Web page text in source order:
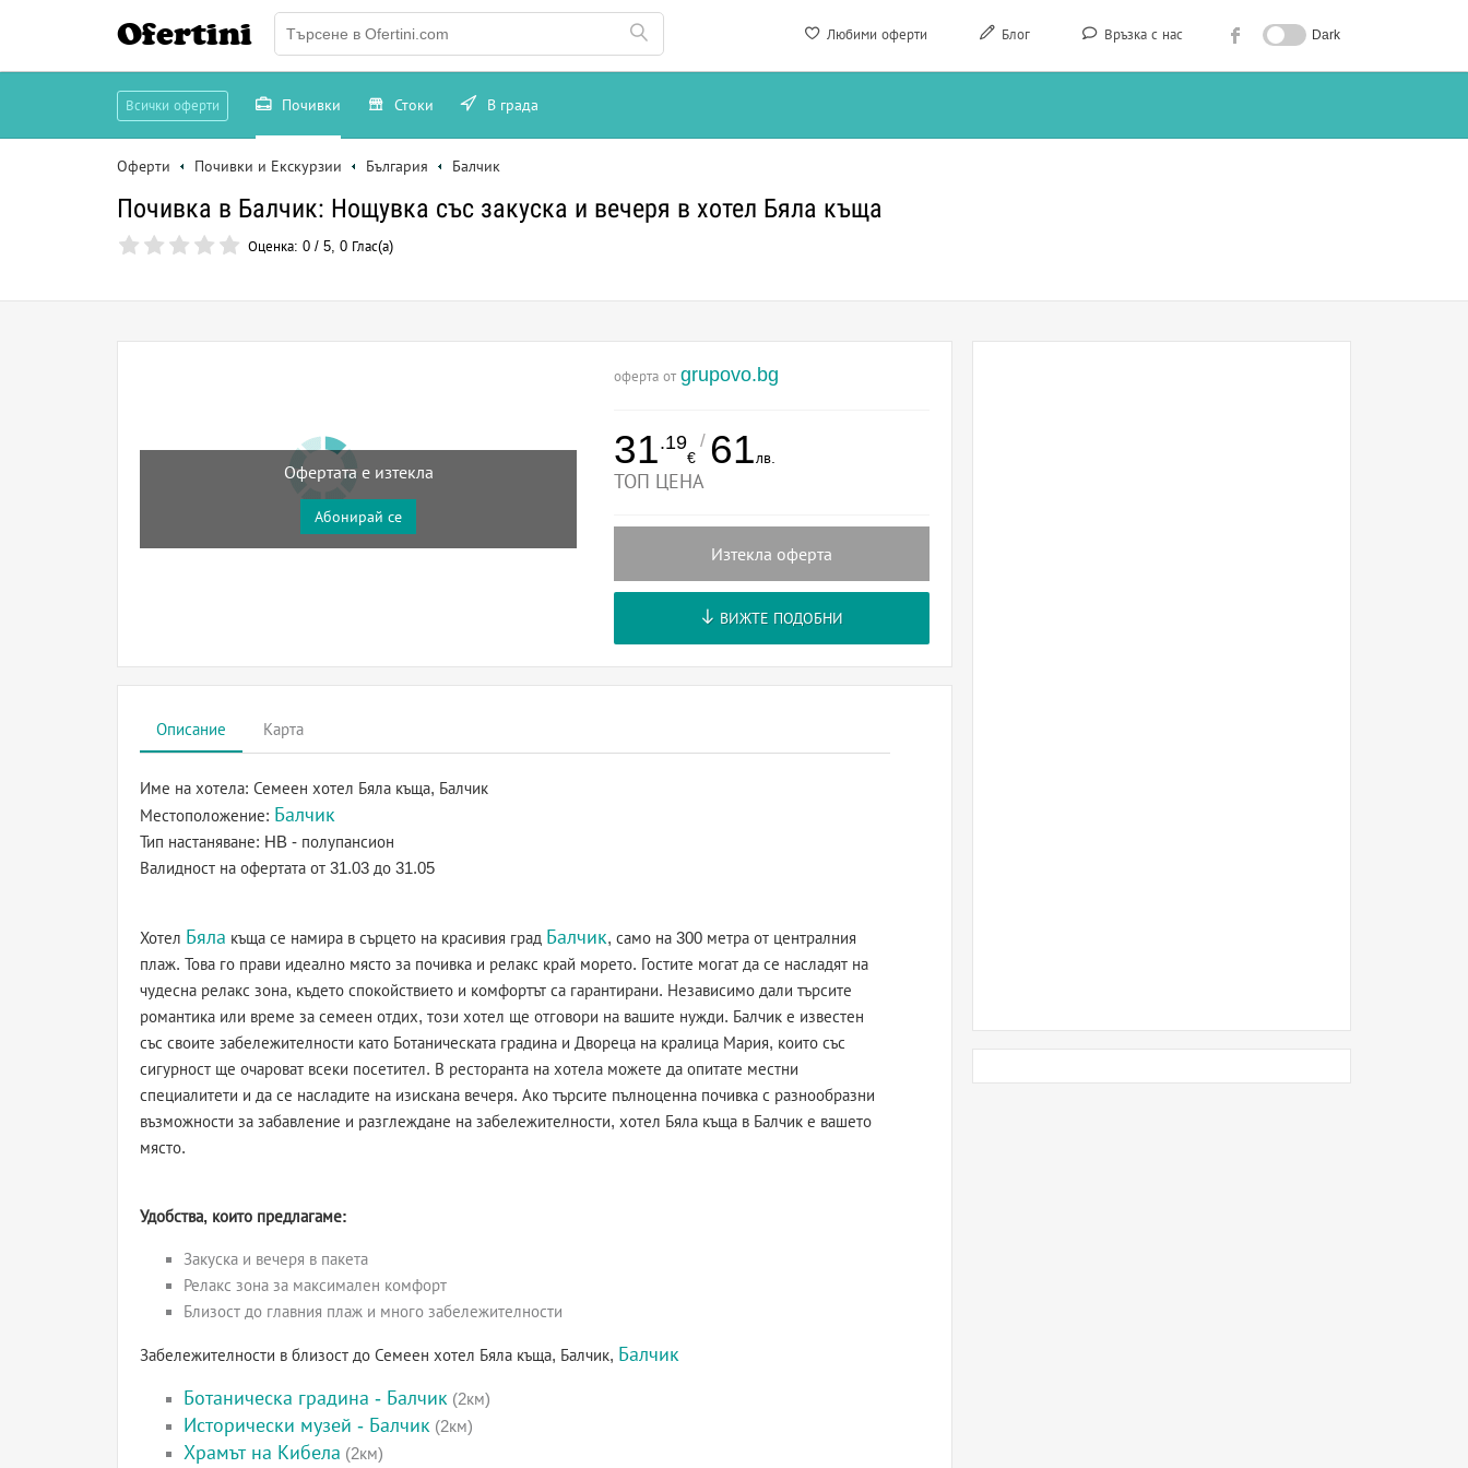
Любими оферти Блог Връзка с нас Dark
Ofertini
Всички оферти Почивки Стоки В града
Оферти Почивки и Екскурзии България Балчик
Почивка в Балчик: Нощувка със закуска и вечеря в хотел Бяла къща
Оценка: 0 / 5, 0 Глас(а)
Офертата е изтекла
Абонирай се
оферта от grupovo.bg
31.19
€
/ 61лв.
ТОП ЦЕНА
Изтекла оферта
ВИЖТЕ ПОДОБНИ
Описание Карта
Име на хотела: Семеен хотел Бяла къща, Балчик
Местоположение: Балчик
Тип настаняване: HB - полупансион
Валидност на офертата от 31.03 до 31.05
Хотел Бяла къща се намира в сърцето на красивия град Балчик, само на 300 метра от централния
плаж. Това го прави идеално място за почивка и релакс край морето. Гостите могат да се насладят на
чудесна релакс зона, където спокойствието и комфортът са гарантирани. Независимо дали търсите
романтика или време за семеен отдих, този хотел ще отговори на вашите нужди. Балчик е известен
със своите забележителности като Ботаническата градина и Двореца на кралица Мария, които със
сигурност ще очароват всеки посетител. В ресторанта на хотела можете да опитате местни
специалитети и да се насладите на изискана вечеря. Ако търсите пълноценна почивка с разнообразни
възможности за забавление и разглеждане на забележителности, хотел Бяла къща в Балчик е вашето
място.
Удобства, които предлагаме:
Закуска и вечеря в пакета
Релакс зона за максимален комфорт
Близост до главния плаж и много забележителности
Забележителности в близост до Семеен хотел Бяла къща, Балчик, Балчик
Ботаническа градина - Балчик (2км)
Исторически музей - Балчик (2км)
Храмът на Кибела (2км)
-36%
те очакват още следващиятпонеделник
Запиши се сега!
Запиши ме!
остават2 дни 20 часа и 24 минути Не, благодаря